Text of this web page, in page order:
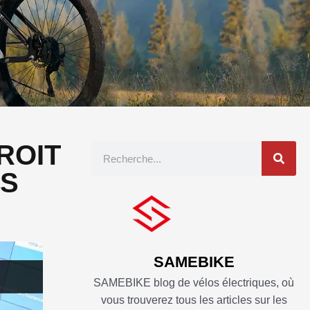
SAMEBIKE
SAMEBIKE blog de vélos électriques, où
vous trouverez tous les articles sur les